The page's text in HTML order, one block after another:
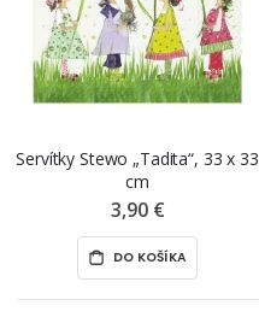
Servítky Stewo „Tadita“, 33 x 33
cm
3,90 €
DO KOŠÍKA